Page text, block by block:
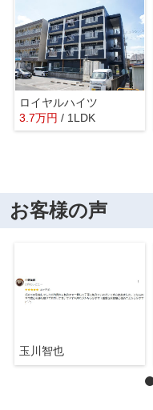
ロイヤルハイツ
3.7万円 / 1LDK
お客様の声
玉川智也